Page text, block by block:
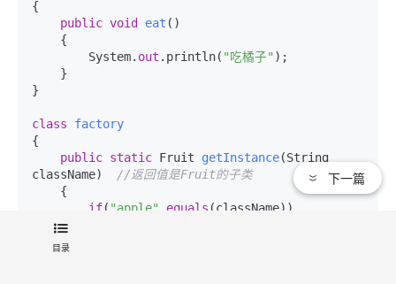
{
public void eat ()
        System.
out .println( "吃橘子" );
}
class
factory
{
public static Fruit getInstance(String
className) //返回值是Fruit的子类
if( "apple" equals (className))
        {
目录
下一篇